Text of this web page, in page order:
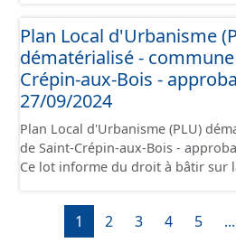
administratives, le rapport de
règlement (à l'exception des plans
annexes, les orientations
géographiques. Malgré l'attention portée à la création
de ces données, il est rappelé que
papier font foi et sont opposables
juridique.
Plan Local d'Urbanisme
dématérialisé -
Crépin-aux-Bois -
27/09/2024
Plan Local d'Urbanisme (PLU)
de Saint-Crépin-aux-Bois -
Ce lot informe du droit à bâtir sur
conformément aux prescriptions
contient les pièces
présentation, le PADD, le
1 2 3 4 5 ...